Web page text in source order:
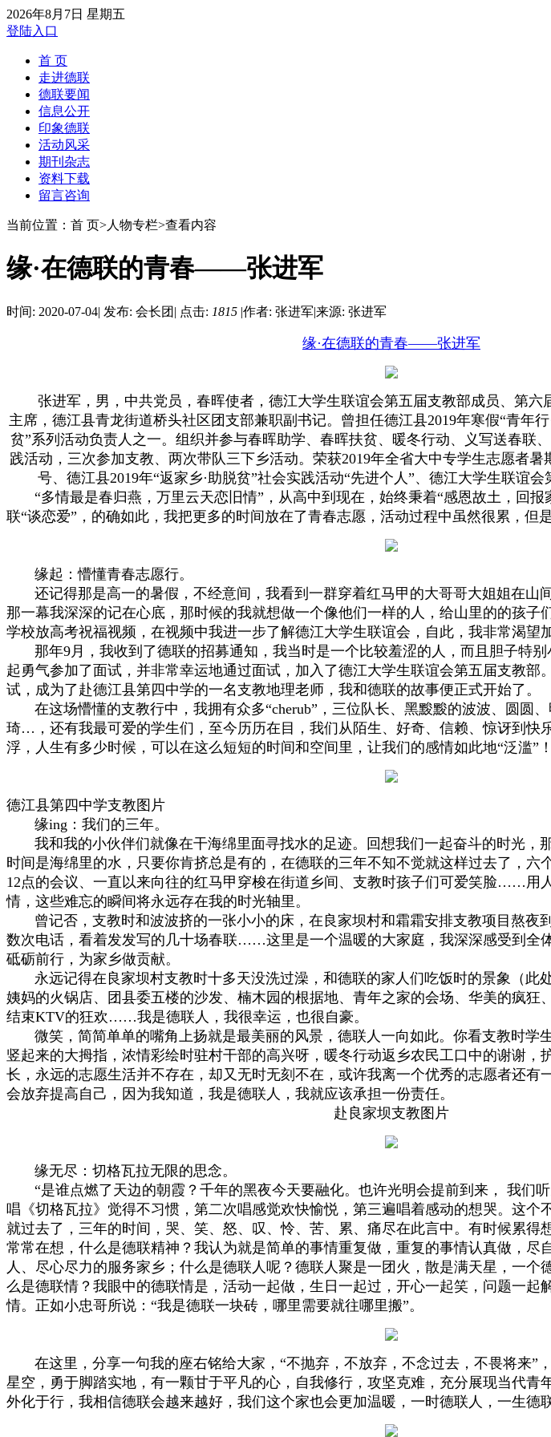
2026年8月7日 星期五
登陆入口
首 页
走进德联
德联要闻
信息公开
印象德联
活动风采
期刊杂志
资料下载
留言咨询
当前位置：首 页>人物专栏>查看内容
缘·在德联的青春——张进军
时间: 2020-07-04| 发布: 会长团 | 点击: 1815 |作者: 张进军|来源: 张进军
缘·在德联的青春——张进军
张进军，男，中共党员，春晖使者，德江大学生联谊会第五届支教部成员、第六
主席，德江县青龙街道桥头社区团支部兼职副书记。曾担任德江县2019年寒假“青年行
贫”系列活动负责人之一。组织并参与春晖助学、春晖扶贫、暖冬行动、义写送春联
践活动，三次参加支教、两次带队三下乡活动。荣获2019年全省大中专学生志愿者暑
号、德江县2019年“返家乡·助脱贫”社会实践活动“先进个人”、德江大学生联谊会
“多情最是春归燕，万里云天恋旧情”，从高中到现在，始终秉着“感恩故土，回报
联“谈恋爱”，的确如此，我把更多的时间放在了青春志愿，活动过程中虽然很累，但是
缘起：懵懂青春志愿行。
还记得那是高一的暑假，不经意间，我看到一群穿着红马甲的大哥哥大姐姐在山
那一幕我深深的记在心底，那时候的我就想做一个像他们一样的人，给山里的的孩子
学校放高考祝福视频，在视频中我进一步了解德江大学生联谊会，自此，我非常渴望
那年9月，我收到了德联的招募通知，我当时是一个比较羞涩的人，而且胆子特别
起勇气参加了面试，并非常幸运地通过面试，加入了德江大学生联谊会第五届支教部
试，成为了赴德江县第四中学的一名支教地理老师，我和德联的故事便正式开始了。
在这场懵懂的支教行中，我拥有众多“cherub”，三位队长、黑黢黢的波波、圆圆、
琦…，还有我最可爱的学生们，至今历历在目，我们从陌生、好奇、信赖、惊讶到快
浮，人生有多少时候，可以在这么短短的时间和空间里，让我们的感情如此地“泛滥”！
德江县第四中学支教图片
缘ing：我们的三年。
我和我的小伙伴们就像在干海绵里面寻找水的足迹。回想我们一起奋斗的时光，
时间是海绵里的水，只要你肯挤总是有的，在德联的三年不知不觉就这样过去了，六
12点的会议、一直以来向往的红马甲穿梭在街道乡间、支教时孩子们可爱笑脸……用
情，这些难忘的瞬间将永远存在我的时光轴里。
曾记否，支教时和波波挤的一张小小的床，在良家坝村和霜霜安排支教项目熬夜
数次电话，看着发发写的几十场春联……这里是一个温暖的大家庭，我深深感受到全
砥砺前行，为家乡做贡献。
永远记得在良家坝村支教时十多天没洗过澡，和德联的家人们吃饭时的景象（此
姨妈的火锅店、团县委五楼的沙发、楠木园的根据地、青年之家的会场、华美的疯狂
结束KTV的狂欢……我是德联人，我很幸运，也很自豪。
微笑，简简单单的嘴角上扬就是最美丽的风景，德联人一向如此。你看支教时学
竖起来的大拇指，浓情彩绘时驻村干部的高兴呀，暖冬行动返乡农民工口中的谢谢
长，永远的志愿生活并不存在，却又无时无刻不在，或许我离一个优秀的志愿者还有
会放弃提高自己，因为我知道，我是德联人，我就应该承担一份责任。
赴良家坝支教图片
缘无尽：切格瓦拉无限的思念。
“是谁点燃了天边的朝霞？千年的黑夜今天要融化。也许光明会提前到来， 我们听
唱《切格瓦拉》觉得不习惯，第二次唱感觉欢快愉悦，第三遍唱着感动的想哭。这个
就过去了，三年的时间，哭、笑、怒、叹、怜、苦、累、痛尽在此言中。有时候累得
常常在想，什么是德联精神？我认为就是简单的事情重复做，重复的事情认真做，尽
人、尽心尽力的服务家乡；什么是德联人呢？德联人聚是一团火，散是满天星，一个
么是德联情？我眼中的德联情是，活动一起做，生日一起过，开心一起笑，问题一起
情。正如小忠哥所说：“我是德联一块砖，哪里需要就往哪里搬”。
在这里，分享一句我的座右铭给大家，“不抛弃，不放弃，不念过去，不畏将来”
星空，勇于脚踏实地，有一颗甘于平凡的心，自我修行，攻坚克难，充分展现当代青
外化于行，我相信德联会越来越好，我们这个家也会更加温暖，一时德联人，一生德联